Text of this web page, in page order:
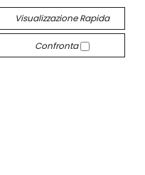
Visualizzazione Rapida
Confronta